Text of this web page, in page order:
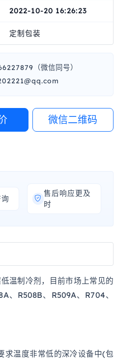
2022-10-20 16:26:23
定制包装
（微信同号）
微信二维码
售后响应更及
时
温制冷剂，目前市场上常见的
、R508B、R509A、R704、
求温度非常低的深冷设备中(包